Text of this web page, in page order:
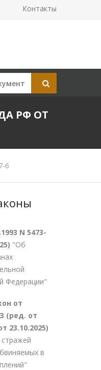
Контакты
РФ ОТ
6
N 5473-
"Об
Федерации"
от
(ред. от
23.10.2025)
в